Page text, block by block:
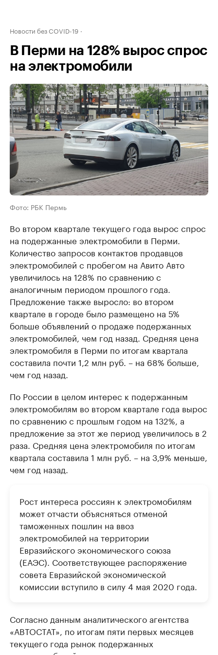
Новости без COVID-19
В Перми на 128% вырос спрос
на электромобили
Фото: РБК Пермь
Во втором квартале текущего года вырос спрос
на подержанные электромобили в Перми.
Количество запросов контактов продавцов
электромобилей с пробегом на Авито Авто
увеличилось на 128% по сравнению с
аналогичным периодом прошлого года.
Предложение также выросло: во втором
квартале в городе было размещено на 5%
больше объявлений о продаже подержанных
электромобилей, чем год назад. Средняя цена
электромобиля в Перми по итогам квартала
составила почти 1,2 млн руб. – на 68% больше,
чем год назад.
По России в целом интерес к подержанным
электромобилям во втором квартале года вырос
по сравнению с прошлым годом на 132%, а
предложение за этот же период увеличилось в 2
раза. Средняя цена электромобиля по итогам
квартала составила 1 млн руб. – на 3,9% меньше,
чем год назад.
Рост интереса россиян к электромобилям
может отчасти объясняться отменой
таможенных пошлин на ввоз
электромобилей на территории
Евразийского экономического союза
(ЕАЭС). Соответствующее распоряжение
совета Евразийской экономической
комиссии вступило в силу 4 мая 2020 года.
Согласно данным аналитического агентства
«АВТОСТАТ», по итогам пяти первых месяцев
текущего года рынок подержанных